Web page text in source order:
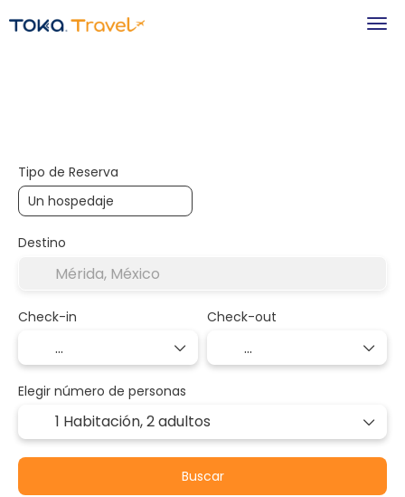
Tipo de Reserva
Destino
Check-in Check-out
Elegir número de personas
1 Habitación,2 adultos
Buscar